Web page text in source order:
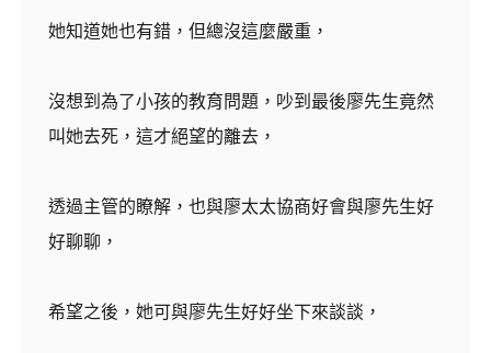
她知道她也有錯，但總沒這麼嚴重，
沒想到為了小孩的教育問題，吵到最後廖先生竟然
叫她去死，這才絕望的離去，
透過主管的瞭解，也與廖太太協商好會與廖先生好
好聊聊，
希望之後，她可與廖先生好好坐下來談談，